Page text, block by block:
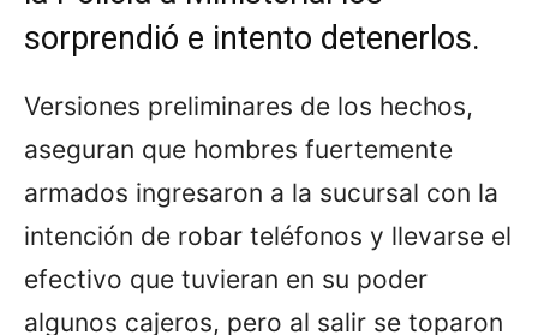
sorprendió e intento detenerlos.
Versiones preliminares de los hechos,
aseguran que hombres fuertemente
armados ingresaron a la sucursal con la
intención de robar teléfonos y llevarse el
efectivo que tuvieran en su poder
algunos cajeros, pero al salir se toparon